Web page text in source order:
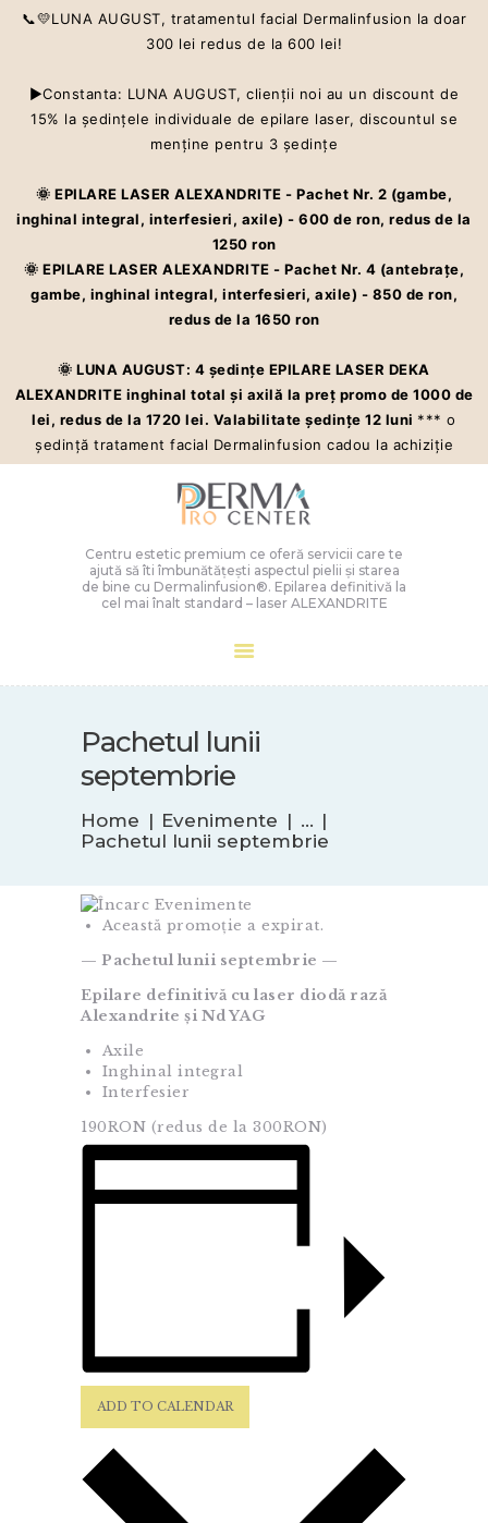
📞💛LUNA AUGUST, tratamentul facial Dermalinfusion la doar
300 lei redus de la 600 lei!
▶Constanta: LUNA AUGUST, clienţii noi au un discount de
15% la şedinţele individuale de epilare laser, discountul se
menţine pentru 3 şedinţe
🌞 EPILARE LASER ALEXANDRITE - Pachet Nr. 2 (gambe,
inghinal integral, interfesieri, axile) - 600 de ron, redus de la
1250 ron
🌞 EPILARE LASER ALEXANDRITE - Pachet Nr. 4 (antebraţe,
gambe, inghinal integral, interfesieri, axile) - 850 de ron,
redus de la 1650 ron
🌞 LUNA AUGUST: 4 şedinţe EPILARE LASER DEKA
ALEXANDRITE inghinal total şi axilă la preţ promo de 1000 de
lei, redus de la 1720 lei. Valabilitate şedinţe 12 luni *** o
şedinţă tratament facial Dermalinfusion cadou la achiziţie
Centru estetic premium ce oferă servicii care te
ajută să îti îmbunătățești aspectul pielii și starea
de bine cu Dermalinfusion®️. Epilarea definitivă la
cel mai înalt standard – laser ALEXANDRITE
Pachetul lunii
septembrie
Home Evenimente
...
Pachetul lunii septembrie
Centru estetic premium ce oferă servicii care te ajută să îti îmbunătățești
aspectul pielii și starea de bine cu Dermalinfusion®️. Epilarea definitivă
CONTACT
VINO ÎN ECHIPĂ
PROGRAMARE
FRECVENTE
💥PROMOȚIILE LUNII
Această promoție a expirat.
— Pachetul lunii septembrie —
Epilare definitivă cu laser diodă rază
Alexandrite și Nd YAG
Axile
Inghinal integral
Interfesier
190RON (redus de la 300RON)
ADD TO CALENDAR